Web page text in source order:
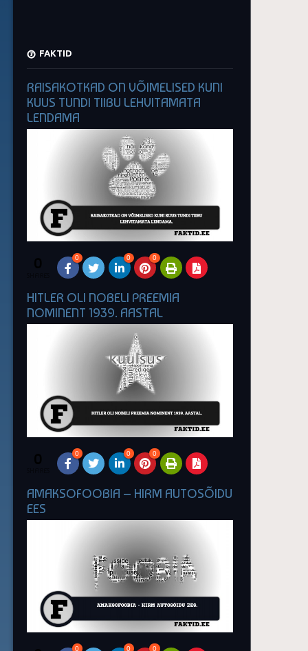
FAKTID
RAISAKOTKAD ON VÕIMELISED KUNI
KUUS TUNDI TIIBU LEHVITAMATA
LENDAMA
0 0 0 0
HITLER OLI NOBELI PREEMIA
NOMINENT 1939. AASTAL
0 0 0 0
AMAKSOFOOBIA – HIRM AUTOSÕIDU
EES
0 0 0